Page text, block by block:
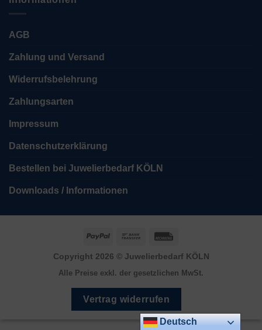
AGB
Zahlung und Versand
Widerrufsbelehrung
Zahlungsarten
Impressum
Datenschutzerklärung
Bestellen bei Juwelierbedarf KÖLN
Downloads / Informationen
PayPal
Bank
Copyright 2026 © Juwelierbedarf KÖLN
Alle Preise exkl. der gesetzlichen MwSt.
Vertrag widerrufen
Deutsch